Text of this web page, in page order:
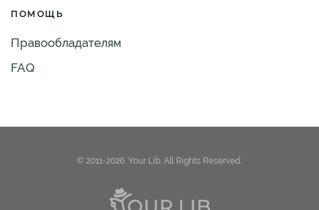
ПОМОЩЬ
Правообладателям
FAQ
© 2011-2026. Your Lib. All Rights Reserved.